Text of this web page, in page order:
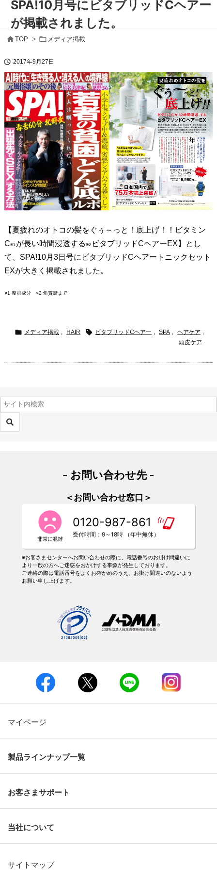
 TOP >  メディア掲載
SPA!10月号​にビタブリッドCヘアー
が掲載されました。
 2017年9月27日
【夏疲れのオトコの髪をぐぅ～っと！底上げ！！ビタミン
C※1 が長い時間浸透する※2 ビタブリッドCヘアーEX】とし
て、SPA!10月3日号にビタブリッドCヘアートニックセット
EXが大きく掲載されました。
※1 整肌成分 ※2 角質層まで
 メディア掲載 , HAIR  ビタブリッドCヘアー , SPA , ヘアケア ,
頭皮ケア
- お問い合わせ先 -
＜お問い合わせ窓口＞
0120-987-861
受付時間：9～18時 （年中無休）
※お客さまセンターへお問い合わせの際に、電話番号のお掛け間違いに
より一般の方へご迷惑をおかけする事象が発生しております。
ご連絡の際は電話番号をよくお確かめのうえ、お掛け間違いのないよう
お願い申し上げます。
マイページ
製品ラインナップ一覧
お客さまサポート
当社について
サイトマップ